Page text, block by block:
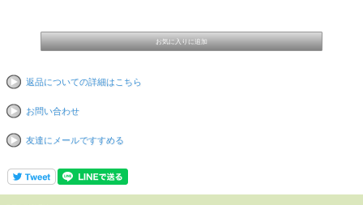
返品についての詳細はこちら
お問い合わせ
友達にメールですすめる